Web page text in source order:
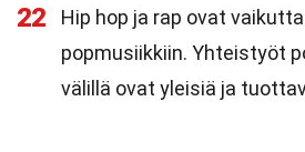
22
Hip hop ja rap ovat
popmusiikkiin. Yhteistyöt
välillä ovat yleisiä ja